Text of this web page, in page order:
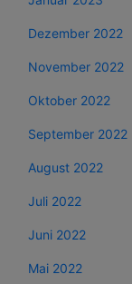
Dezember 2022
November 2022
Oktober 2022
September 2022
August 2022
Juli 2022
Juni 2022
Mai 2022